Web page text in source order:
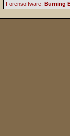
Forensoftware: Burning